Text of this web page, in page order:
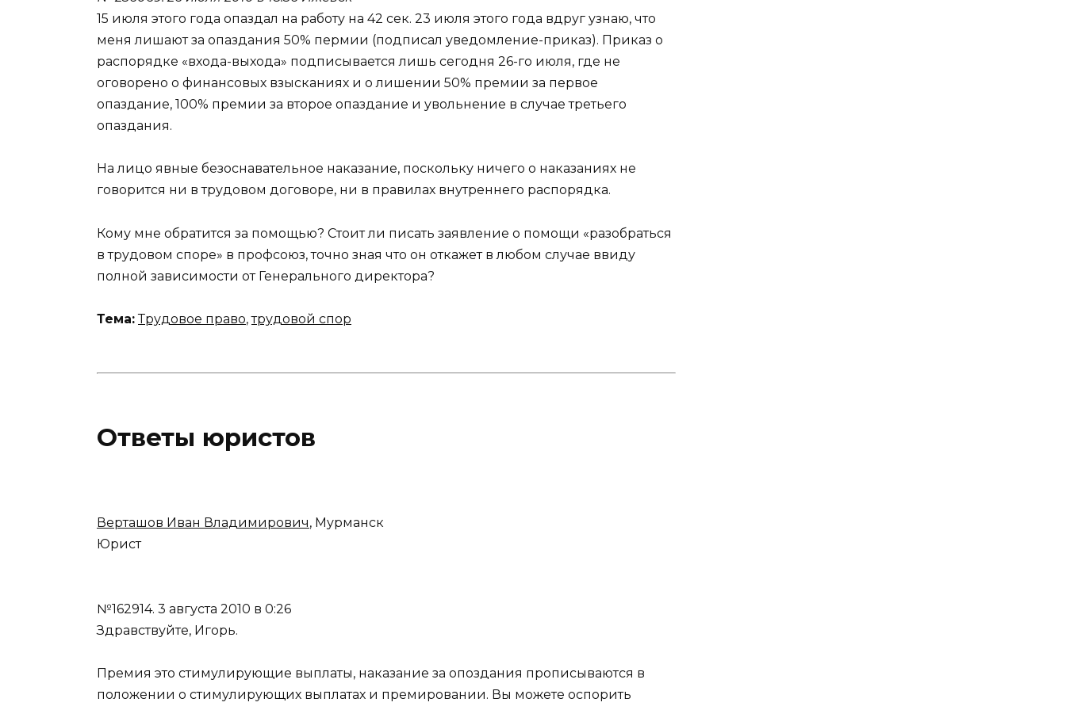
15 июля этого года опаздал на работу на 42 сек. 23 июля этого года вдруг узнаю, что
меня лишают за опаздания 50% пермии (подписал уведомление-приказ). Приказ о
распорядке «входа-выхода» подписывается лишь сегодня 26-го июля, где не
оговорено о финансовых взысканиях и о лишении 50% премии за первое
опаздание, 100% премии за второе опаздание и увольнение в случае третьего
опаздания.
На лицо явные безоснавательное наказание, поскольку ничего о наказаниях не
говорится ни в трудовом договоре, ни в правилах внутреннего распорядка.
Кому мне обратится за помощью? Стоит ли писать заявление о помощи «разобраться
в трудовом споре» в профсоюз, точно зная что он откажет в любом случае ввиду
полной зависимости от Генерального директора?
Тема: Трудовое право,трудовой спор
Ответы юристов
Верташов Иван Владимирович, Мурманск
Юрист
№162914. 3 августа 2010 в 0:26
Здравствуйте, Игорь.
Премия это стимулирующие выплаты, наказание за опоздания прописываются в
положении о стимулирующих выплатах и премировании. Вы можете оспорить